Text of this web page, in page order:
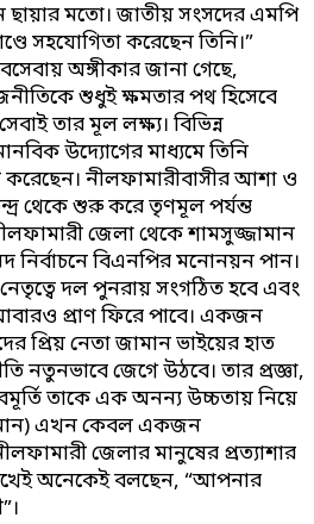
ছায়ার মতো। জাতীয় সংসদের এমপি
সহযোগিতা করেছেন তিনি।”
অঙ্গীকার জানা গেছে,
শুধুই ক্ষমতার পথ হিসেবে
তার মূল লক্ষ্য। বিভিন্ন
উদ্যোগের মাধ্যমে তিনি
নীলফামারীবাসীর আশা ও
থেকে শুরু করে তৃণমূল পর্যন্ত
জেলা থেকে শামসুজ্জামান
নির্বাচনে বিএনপির মনোনয়ন পান।
নেতৃত্বে দল পুনরায় সংগঠিত হবে এবং
প্রাণ ফিরে পাবে। একজন
প্রিয় নেতা জামান ভাইয়ের হাত
নতুনভাবে জেগে উঠবে। তার প্রজ্ঞা,
তাকে এক অনন্য উচ্চতায় নিয়ে
এখন কেবল একজন
জেলার মানুষের প্রত্যাশার
অনেকেই বলছেন, “আপনার